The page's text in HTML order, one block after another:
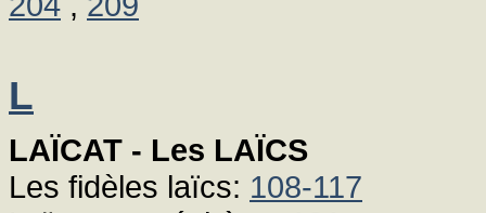
L
LAÏCAT - Les LAÏCS
Les fidèles laïcs: 108-117